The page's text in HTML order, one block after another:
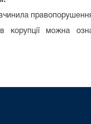
вчинила
корупції можна